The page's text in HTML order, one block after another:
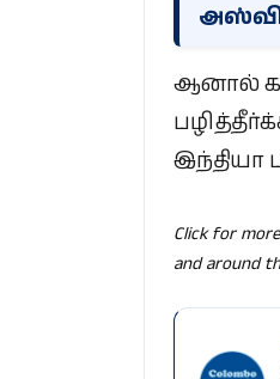
ஆனால்
இந்தியா
Click for
and around